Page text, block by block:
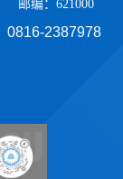
邮编：621000
0816-2387978